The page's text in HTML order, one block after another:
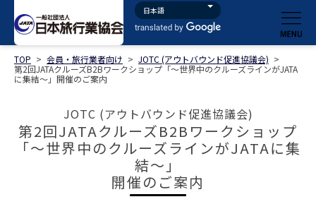
TOP > 会員・旅行業者向け > JOTC (アウトバウンド促進協議会) >
第2回JATAクルーズB2Bワークショップ「～世界中のクルーズラインがJATA
に集結～」開催のご案内
JOTC (アウトバウンド促進協議会)
第2回JATAクルーズB2Bワークショップ
「～世界中のクルーズラインがJATAに集
結～」
開催のご案内